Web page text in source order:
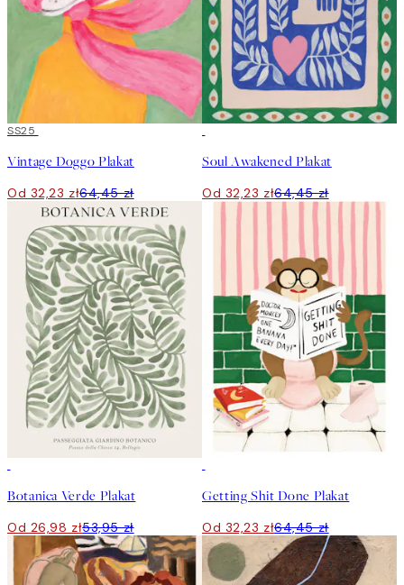
50%*
SS25
Vintage Doggo Plakat
Od 32,23 zł64,45 zł
Soul Awakened Plakat
Od 32,23 zł64,45 zł
Botanica Verde Plakat
Od 26,98 zł53,95 zł
Getting Shit Done Plakat
Od 32,23 zł64,45 zł